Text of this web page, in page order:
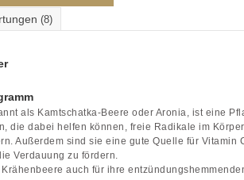
(8)
als Kamtschatka-Beere oder Aronia, ist eine
die dabei helfen können, freie Radikale im
Außerdem sind sie eine gute Quelle für
Verdauung zu fördern.
auch für ihre